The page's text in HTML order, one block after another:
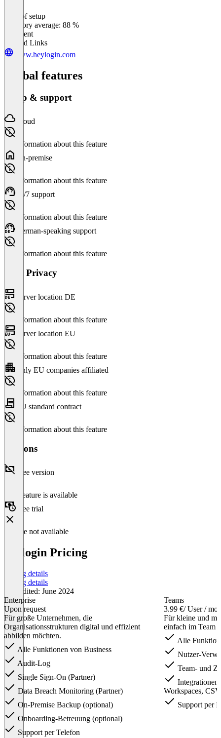
Ease of setup
Category average: 88 %
Excellent
Related Links
www.heylogin.com
Global features
Setup & support
Cloud
No information about this feature
On-premise
No information about this feature
24/7 support
No information about this feature
German-speaking support
No information about this feature
Data Privacy
Server location DE
No information about this feature
Server location EU
No information about this feature
Only EU companies affiliated
No information about this feature
EU standard contract
No information about this feature
Versions
Free version
This feature is available
Free trial
Feature not available
heylogin Pricing
Pricing details
Pricing details
Last edited: June 2024
Enterprise
Upon request
Für große Unternehmen, die
Organisationsstrukturen digital und effizient
abbilden möchten.
Alle Funktionen von Business
Audit-Log
Single Sign-On (Partner)
Data Breach Monitoring (Partner)
On-Premise Backup (optional)
Onboarding-Betreuung (optional)
Support per Telefon
Teams
3.99 €/ User /
Für kleine und
einfach im Team
Alle
Nutzer-
Team- und
Workspaces,
Support per